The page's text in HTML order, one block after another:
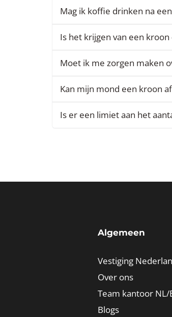
Mag ik koffie drinken na
Is het krijgen van een
Moet ik me zorgen maken
Kan mijn mond een kroon
Is er een limiet aan het
Algemeen
Vestiging
Over ons
Team kantoor NL/
Blogs